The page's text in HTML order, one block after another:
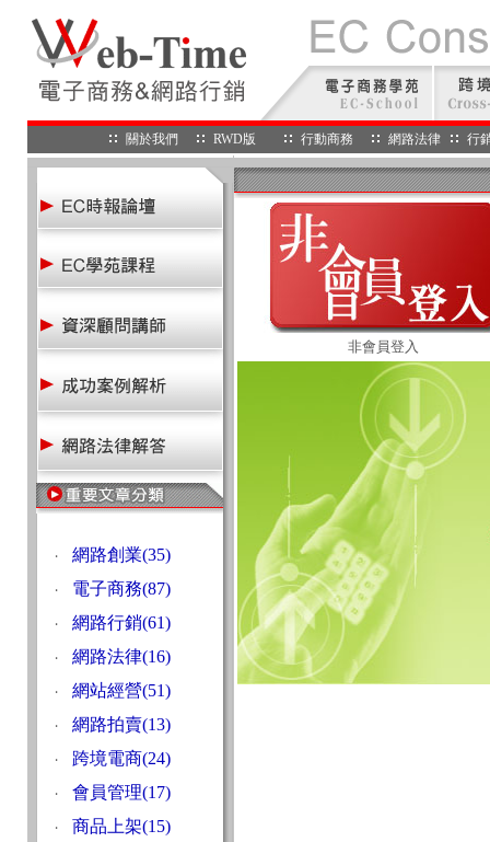
關於我們 RWD版 行動商務 網路法律 行
‧ 網路創業(35)
‧ 電子商務(87)
‧ 網路行銷(61)
‧ 網路法律(16)
‧ 網站經營(51)
‧ 網路拍賣(13)
‧ 跨境電商(24)
‧ 會員管理(17)
‧ 商品上架(15)
非會員登入